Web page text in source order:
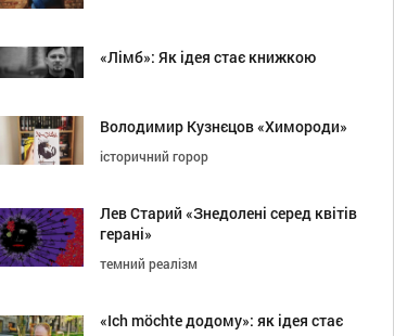
«Лімб»: Як ідея стає книжкою
Володимир Кузнєцов «Химороди»
історичний горор
Лев Старий «Знедолені серед квітів
герані»
темний реалізм
«Ich möchte додому»: як ідея стає